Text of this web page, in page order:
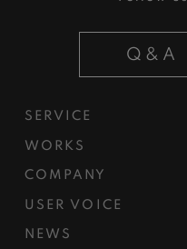
SERVICE
WORKS
COMPANY
USER VOICE
NEWS
Q&A